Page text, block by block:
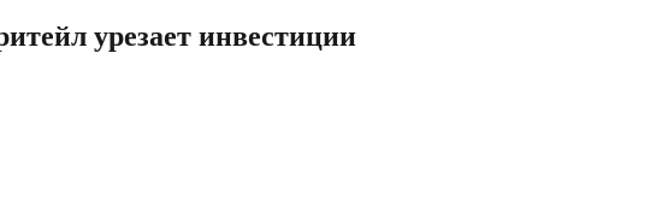
урезает инвестиции